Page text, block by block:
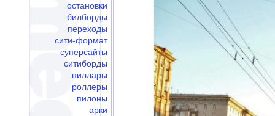
остановки
билборды
переходы
сити-формат
суперсайты
ситиборды
пиллары
роллеры
пилоны
арки